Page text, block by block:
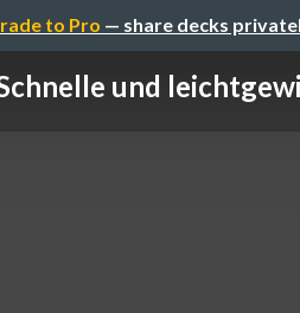
to Pro — share decks
und